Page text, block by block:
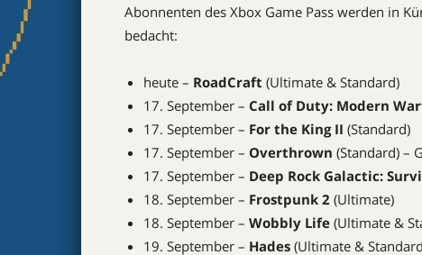
Abonnenten des Xbox Game Pass werden in
bedacht:
heute – RoadCraft (Ultimate & Standard)
17. September – Call of Duty: Modern
17. September – For the King II (Standard)
17. September – Overthrown (Standard) –
17. September – Deep Rock Galactic:
18. September – Frostpunk 2 (Ultimate)
18. September – Wobbly Life (Ultimate &
19. September – Hades (Ultimate &